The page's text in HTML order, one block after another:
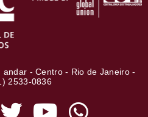
- Centro - Rio de Janeiro -
2533-0836